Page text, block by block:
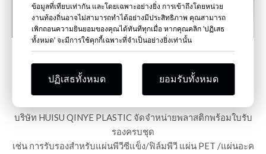
ใบรับรอง
บริษัท HUISU QINYE PLASTIC จัดจำหน่ายพลาสติกพร้อมใบรับ
รองครบชุด
เช่น การรับรองสำหรับแผ่นพีวีซีแข็ง/ฟิล์มพีวี แผ่น PET /แผ่นอะค
ข้อมูลที่เทียบเท่ากัน และโดยเฉพาะอย่างยิ่ง การเข้าถึงโดยหน่วย
งานท้องถิ่นอาจไม่สามารถทำได้อย่างมีประสิทธิภาพ คุณสามารถ
เพิกถอนความยินยอมของคุณได้ทันทีทุกเมื่อ หากคุณคลิก 'ปฏิเสธ
ทั้งหมด' จะมีการใช้คุกกี้เฉพาะที่จำเป็นอย่างยิ่งเท่านั้น
ปฏิเสธทั้งหมด ยอมรับทั้งหมด